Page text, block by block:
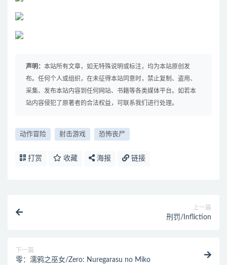
声明： 本站所有文章，如无特殊说明或标注，均为本站原创发
布。任何个人或组织，在未征得本站同意时，禁止复制、盗用、
采集、发布本站内容到任何网站、书籍等各类媒体平台。如若本
站内容侵犯了原著者的合法权益，可联系我们进行处理。
动作冒险 射击游戏 恐怖丧尸
打赏 收藏 海报 链接
上一篇
刑罚/Infliction
下一篇
零：濡鸦之巫女/Zero: Nuregarasu no Miko